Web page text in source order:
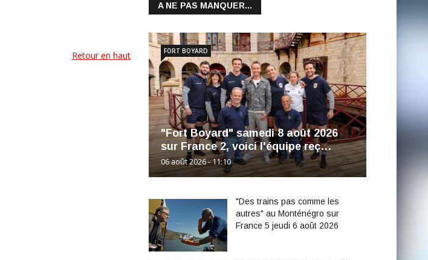
Retour en haut
A NE PAS MANQUER...
"Fort Boyard" samedi 8 août 2026
sur France 2, voici l'équipe reç…
06 août 2026 - 11:10
FORT BOYARD
"Des trains pas comme les
autres" au Monténégro sur
France 5 jeudi 6 août 2026